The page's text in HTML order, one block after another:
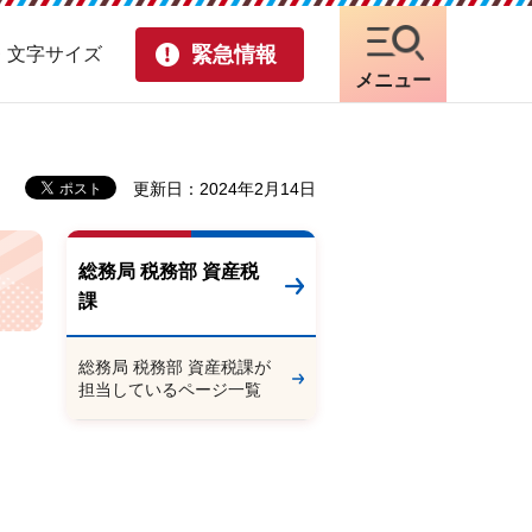
文字サイズ 緊急情報
メニュー
更新日：2024年2月14日
総務局 税務部 資産税
課
総務局 税務部 資産税課が
担当しているページ一覧